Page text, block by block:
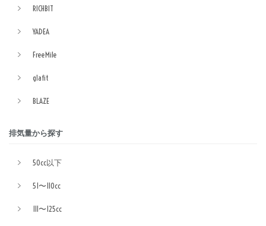
RICHBIT
YADEA
FreeMile
glafit
BLAZE
排気量から探す
50cc以下
51〜110cc
111〜125cc